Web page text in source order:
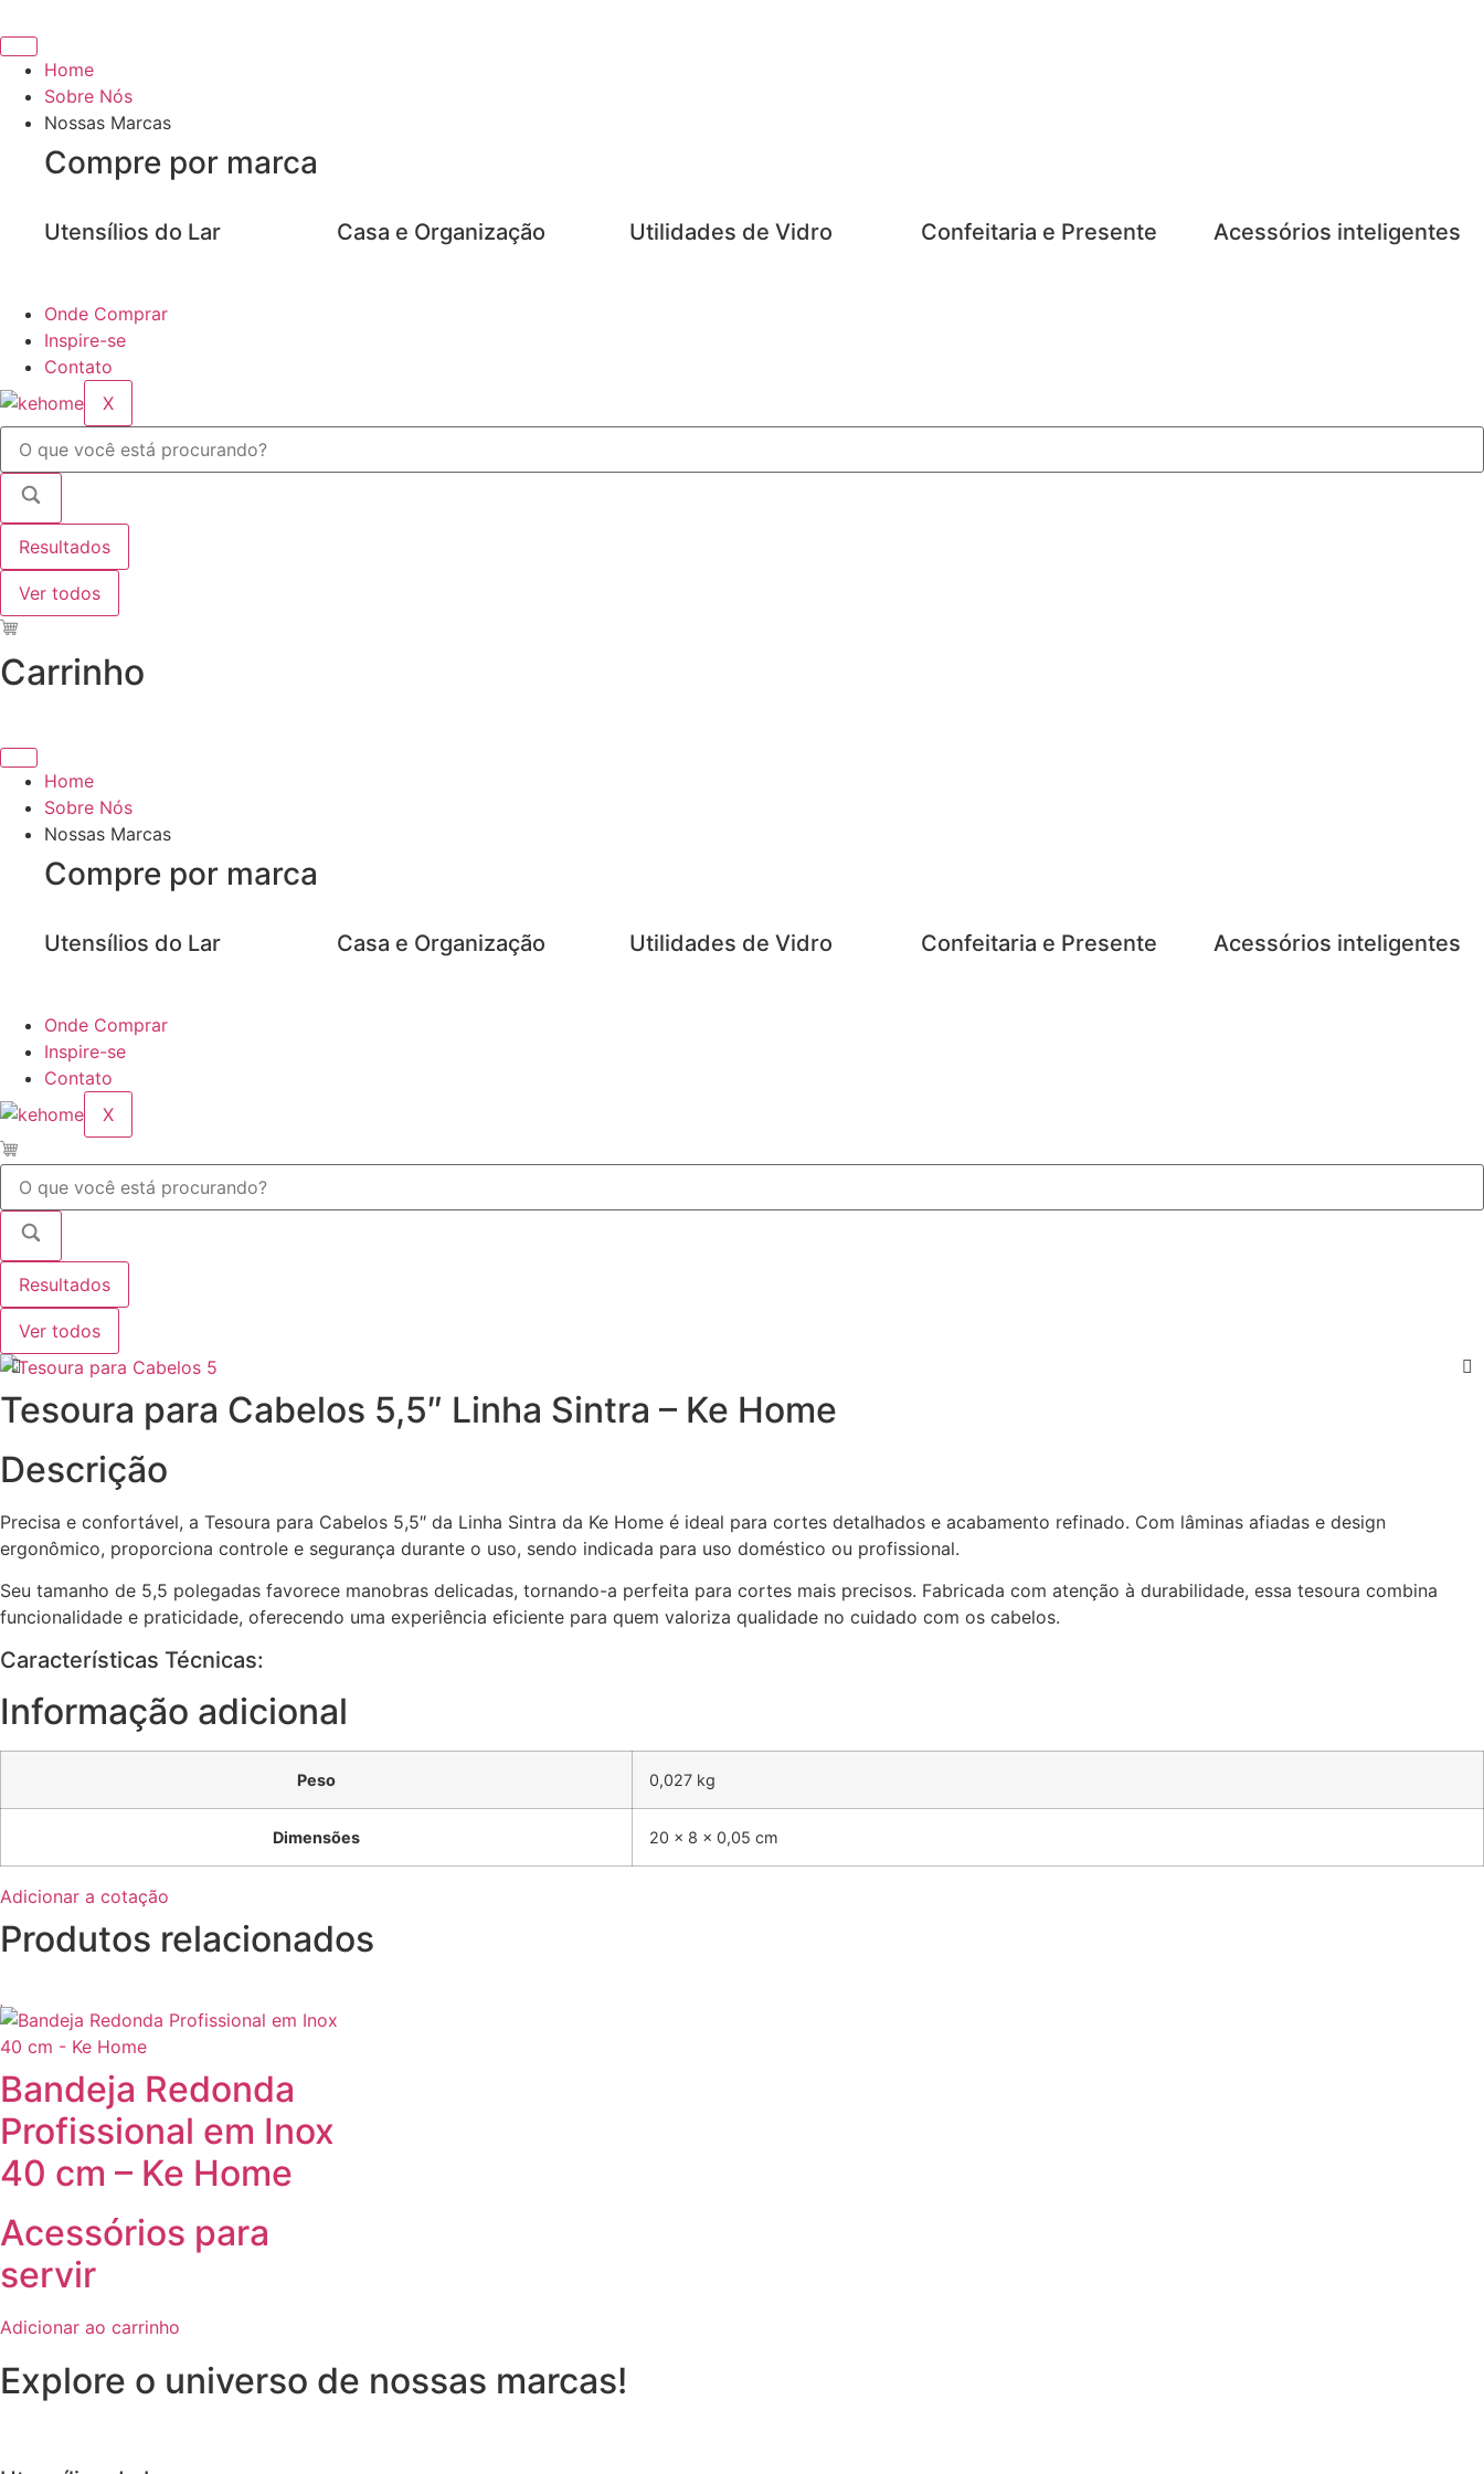
para
conteúdo
Home
Sobre Nós
Nossas Marcas
Compre por marca
Utensílios do Lar Casa e Organização Utilidades de Vidro Confeitaria e Presente Acessórios inteligentes
Onde Comprar
Inspire-se
Contato
X
Pesquisar
Resultados
Ver todos
Carrinho
Home
Sobre Nós
Nossas Marcas
Compre por marca
Utensílios do Lar Casa e Organização Utilidades de Vidro Confeitaria e Presente Acessórios inteligentes
Onde Comprar
Inspire-se
Contato
X
Pesquisar
Resultados
Ver todos
Tesoura para Cabelos 5,5″ Linha Sintra – Ke Home
Descrição
Precisa e confortável, a Tesoura para Cabelos 5,5″ da Linha Sintra da Ke Home é ideal para cortes detalhados e acabamento refinado. Com lâminas afiadas e design
ergonômico, proporciona controle e segurança durante o uso, sendo indicada para uso doméstico ou profissional.
Seu tamanho de 5,5 polegadas favorece manobras delicadas, tornando-a perfeita para cortes mais precisos. Fabricada com atenção à durabilidade, essa tesoura combina
funcionalidade e praticidade, oferecendo uma experiência eficiente para quem valoriza qualidade no cuidado com os cabelos.
Características Técnicas:
Informação adicional
Peso 0,027 kg
Dimensões 20 × 8 × 0,05 cm
Adicionar a cotação
Produtos relacionados
Bandeja Redonda
Profissional em Inox
40 cm – Ke Home
Acessórios para
servir
Adicionar ao carrinho
Explore o universo de nossas marcas!